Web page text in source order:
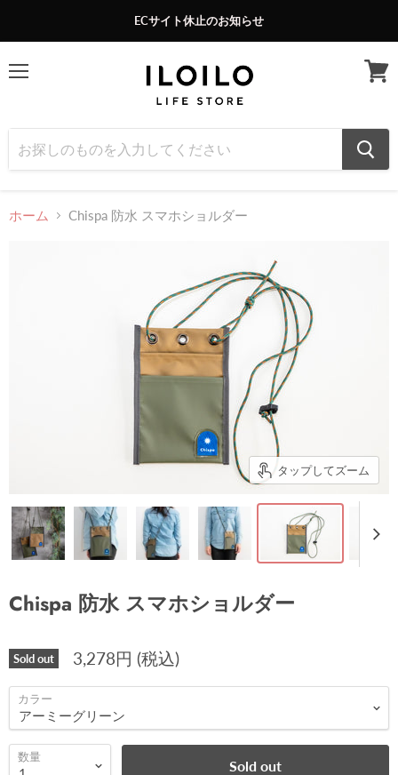
ECサイト休止のお知らせ
ー
を
見
る
ホーム Chispa 防水 スマホショルダー
タップしてズーム
Chispa 防水 スマホショルダー
Sold out 3,278円 (税込)
カラー
数量
Sold out